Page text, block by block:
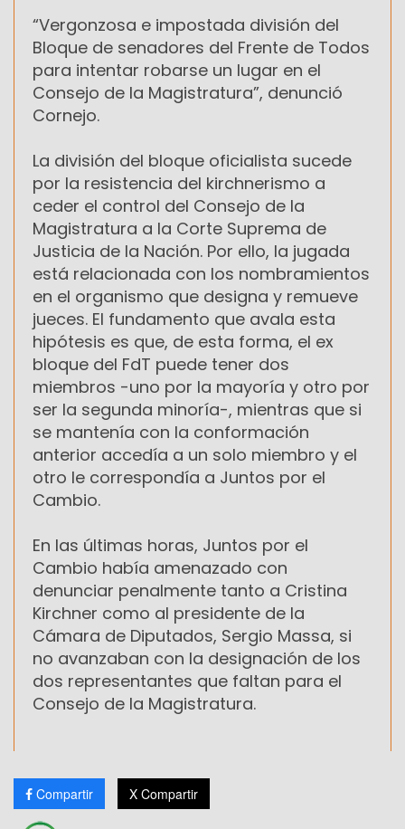
“Vergonzosa e impostada división del
Bloque de senadores del Frente de Todos
para intentar robarse un lugar en el
Consejo de la Magistratura”, denunció
Cornejo.
La división del bloque oficialista sucede
por la resistencia del kirchnerismo a
ceder el control del Consejo de la
Magistratura a la Corte Suprema de
Justicia de la Nación. Por ello, la jugada
está relacionada con los nombramientos
en el organismo que designa y remueve
jueces. El fundamento que avala esta
hipótesis es que, de esta forma, el ex
bloque del FdT puede tener dos
miembros -uno por la mayoría y otro por
ser la segunda minoría-, mientras que si
se mantenía con la conformación
anterior accedía a un solo miembro y el
otro le correspondía a Juntos por el
Cambio.
En las últimas horas, Juntos por el
Cambio había amenazado con
denunciar penalmente tanto a Cristina
Kirchner como al presidente de la
Cámara de Diputados, Sergio Massa, si
no avanzaban con la designación de los
dos representantes que faltan para el
Consejo de la Magistratura.
Compartir X Compartir